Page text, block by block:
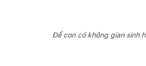
Để con có không gian sinh